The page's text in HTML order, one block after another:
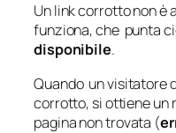
Un link corrotto non è
funziona, che punta
disponibile.
Quando un visitatore
corrotto, si ottiene un
pagina non trovata (